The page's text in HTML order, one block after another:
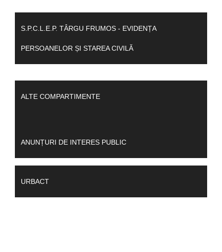
S.P.C.L.E.P. TÂRGU FRUMOS - EVIDENȚA
PERSOANELOR ȘI STAREA CIVILĂ
ALTE COMPARTIMENTE
ANUNȚURI DE INTERES PUBLIC
URBACT